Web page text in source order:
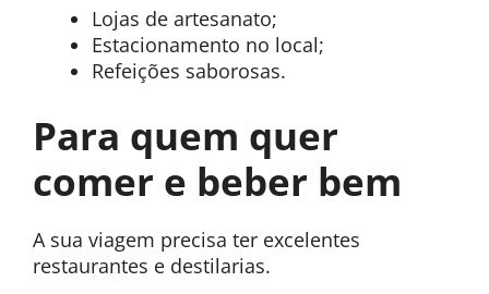
Lojas de artesanato;
Estacionamento no local;
Refeições saborosas.
Para quem quer
comer e beber bem
A sua viagem precisa ter excelentes
restaurantes e destilarias.